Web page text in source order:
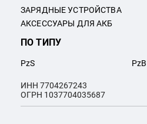
ПО ТИПУ
PzS PzB
ЗАРЯДНЫЕ УСТРОЙСТВА
АКСЕССУАРЫ ДЛЯ АКБ
ИНН 7704267243
ОГРН 1037704035687